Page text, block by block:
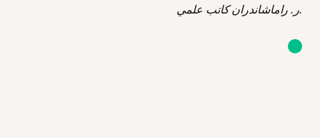
ر. راماشاندران كاتب علمي.